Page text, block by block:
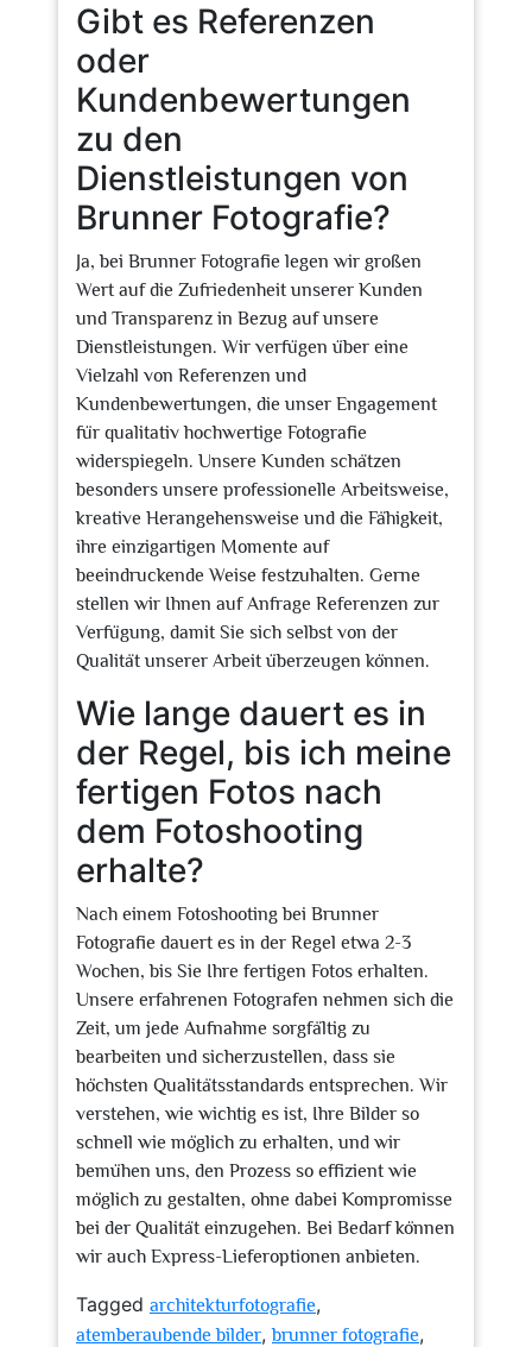
Gibt es Referenzen
oder
Kundenbewertungen
zu den
Dienstleistungen von
Brunner Fotografie?
Ja, bei Brunner Fotografie legen wir großen
Wert auf die Zufriedenheit unserer Kunden
und Transparenz in Bezug auf unsere
Dienstleistungen. Wir verfügen über eine
Vielzahl von Referenzen und
Kundenbewertungen, die unser Engagement
für qualitativ hochwertige Fotografie
widerspiegeln. Unsere Kunden schätzen
besonders unsere professionelle Arbeitsweise,
kreative Herangehensweise und die Fähigkeit,
ihre einzigartigen Momente auf
beeindruckende Weise festzuhalten. Gerne
stellen wir Ihnen auf Anfrage Referenzen zur
Verfügung, damit Sie sich selbst von der
Qualität unserer Arbeit überzeugen können.
Wie lange dauert es in
der Regel, bis ich meine
fertigen Fotos nach
dem Fotoshooting
erhalte?
Nach einem Fotoshooting bei Brunner
Fotografie dauert es in der Regel etwa 2-3
Wochen, bis Sie Ihre fertigen Fotos erhalten.
Unsere erfahrenen Fotografen nehmen sich die
Zeit, um jede Aufnahme sorgfältig zu
bearbeiten und sicherzustellen, dass sie
höchsten Qualitätsstandards entsprechen. Wir
verstehen, wie wichtig es ist, Ihre Bilder so
schnell wie möglich zu erhalten, und wir
bemühen uns, den Prozess so effizient wie
möglich zu gestalten, ohne dabei Kompromisse
bei der Qualität einzugehen. Bei Bedarf können
wir auch Express-Lieferoptionen anbieten.
Tagged architekturfotografie,
atemberaubende bilder,brunner fotografie,